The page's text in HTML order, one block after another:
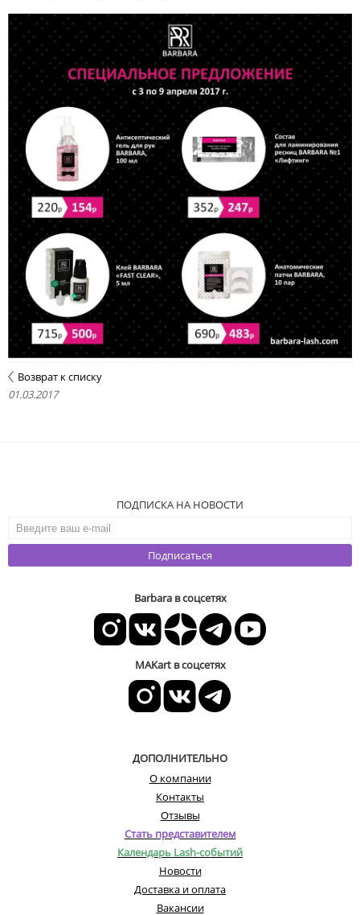
Возврат к списку
01.03.2017
ПОДПИСКА НА НОВОСТИ
Подписаться
Barbara в соцсетях
MAKart в соцсетях
ДОПОЛНИТЕЛЬНО
О компании
Контакты
Отзывы
Стать представителем
Календарь Lash-событий
Новости
Доставка и оплата
Вакансии